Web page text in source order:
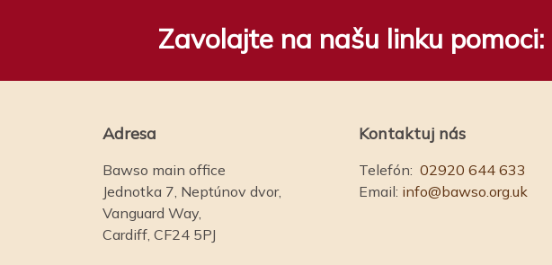
Zavolajte na našu linku pomoci:
Adresa
Bawso main office
Jednotka 7, Neptúnov dvor,
Vanguard Way,
Cardiff, CF24 5PJ
Kontaktuj nás
Telefón: 02920 644 633
Email: info@bawso.org.uk